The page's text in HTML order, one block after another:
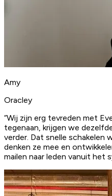
Amy
Oracley
“Wij zijn erg tevreden met
tegenaan, krijgen we
verder. Dat snelle schakelen
denken ze mee en
mailen naar leden vanuit het